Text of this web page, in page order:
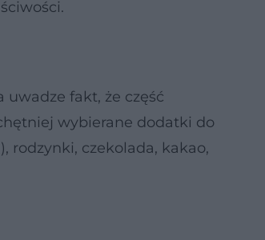
uwadze fakt, że część
wybierane dodatki do
rodzynki, czekolada, kakao,